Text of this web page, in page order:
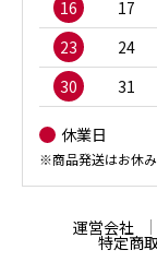
16
17
23
24
30
31
休業日
※商品発送はお休み
運営会社
特定商